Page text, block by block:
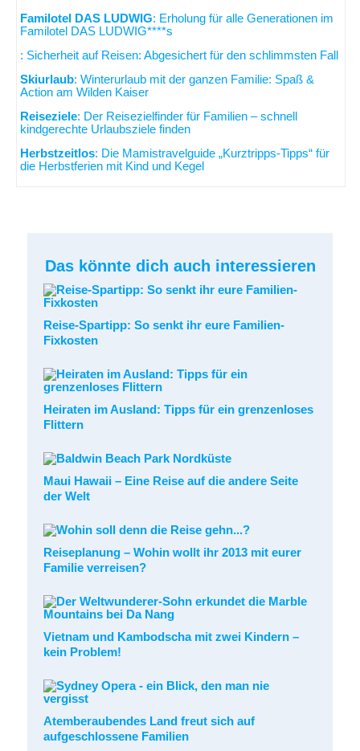
Familotel DAS LUDWIG: Erholung für alle Generationen im
Familotel DAS LUDWIG****s
: Sicherheit auf Reisen: Abgesichert für den schlimmsten Fall
Skiurlaub: Winterurlaub mit der ganzen Familie: Spaß &
Action am Wilden Kaiser
Reiseziele: Der Reisezielfinder für Familien – schnell
kindgerechte Urlaubsziele finden
Herbstzeitlos: Die Mamistravelguide „Kurztripps-Tipps“ für
die Herbstferien mit Kind und Kegel
Das könnte dich auch interessieren
Reise-Spartipp: So senkt ihr eure Familien-
Fixkosten
Heiraten im Ausland: Tipps für ein grenzenloses
Flittern
Maui Hawaii – Eine Reise auf die andere Seite
der Welt
Reiseplanung – Wohin wollt ihr 2013 mit eurer
Familie verreisen?
Vietnam und Kambodscha mit zwei Kindern –
kein Problem!
Atemberaubendes Land freut sich auf
aufgeschlossene Familien